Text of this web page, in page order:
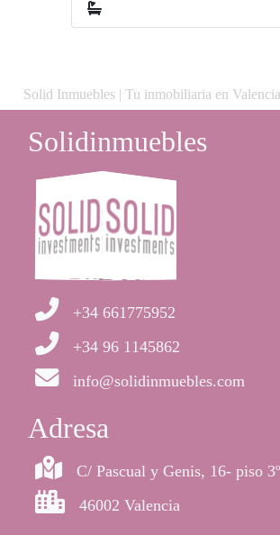
Solid Inmuebles | Tu inmobiliaria en
Solidinmuebles
+34 661775952
+34 96 1145862
info@solidinmuebles.com
Adresa
C/ Pascual y Genis, 16- piso
46002 Valencia